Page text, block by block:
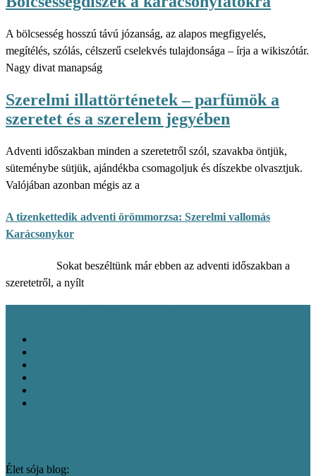
A bölcsesség hosszú távú józanság, az alapos megfigyelés,
megítélés, szólás, célszerű cselekvés tulajdonsága – írja a wikiszótár.
Nagy divat manapság
Szerelmi illattörténetek – parfümök a
szeretet és a szerelem jegyében
Adventi időszakban minden a szeretetről szól, szavakba öntjük,
süteménybe sütjük, ajándékba csomagoljuk és díszekbe olvasztjuk.
Valójában azonban mégis az a
A tizenkettedik adventi örömmorzsa: Szerelmi vallomás
Karácsonykor
Sokat beszéltünk már ebben az adventi időszakban a
szeretetről, a nyílt
Élet sója blog: